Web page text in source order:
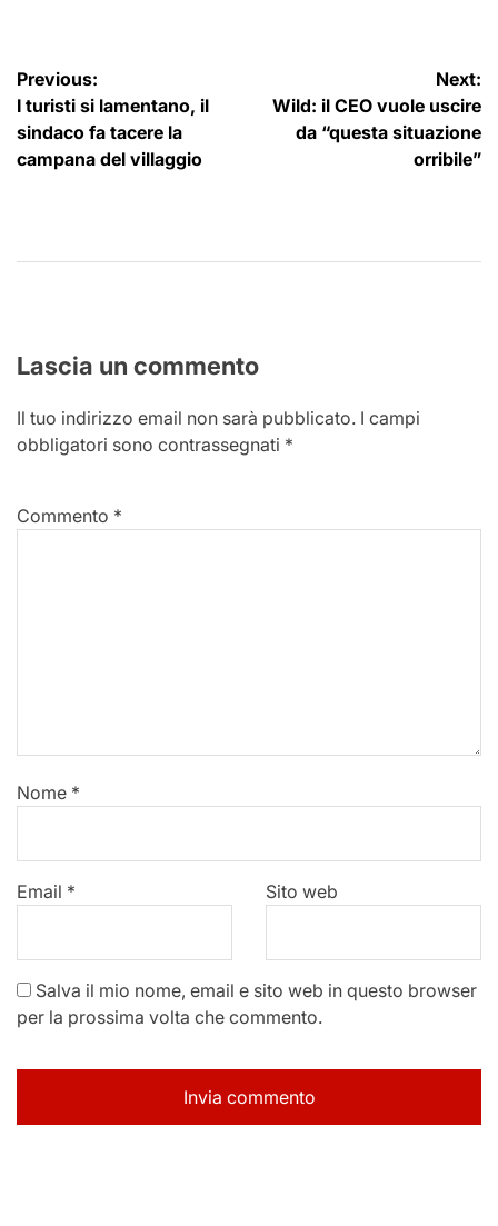
Navigazione
articoli
Previous:
I turisti si lamentano, il
sindaco fa tacere la
campana del villaggio
Next:
Wild: il CEO vuole uscire
da “questa situazione
orribile”
Lascia un commento
Il tuo indirizzo email non sarà pubblicato. I campi
obbligatori sono contrassegnati *
Commento *
Nome *
Email * Sito web
Salva il mio nome, email e sito web in questo browser
per la prossima volta che commento.